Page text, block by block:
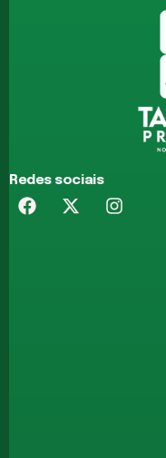
Redes sociais